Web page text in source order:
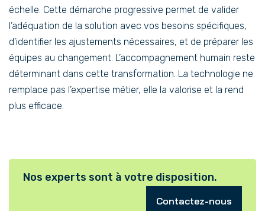
échelle. Cette démarche progressive permet de valider
l’adéquation de la solution avec vos besoins spécifiques,
d’identifier les ajustements nécessaires, et de préparer les
équipes au changement. L’accompagnement humain reste
déterminant dans cette transformation. La technologie ne
remplace pas l’expertise métier, elle la valorise et la rend
plus efficace.
Nos experts sont à votre disposition.
Contactez-nous